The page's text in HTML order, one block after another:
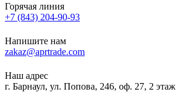
Горячая линия
+7 (843) 204-90-93
Напишите нам
zakaz@aprtrade.com
Наш адрес
г. Барнаул, ул. Попова, 246, оф. 27, 2 этаж